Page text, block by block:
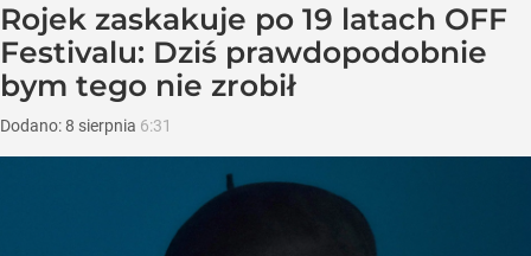
Rojek zaskakuje po 19 latach OFF
Festivalu: Dziś prawdopodobnie
bym tego nie zrobił
Dodano:8 sierpnia 6:31